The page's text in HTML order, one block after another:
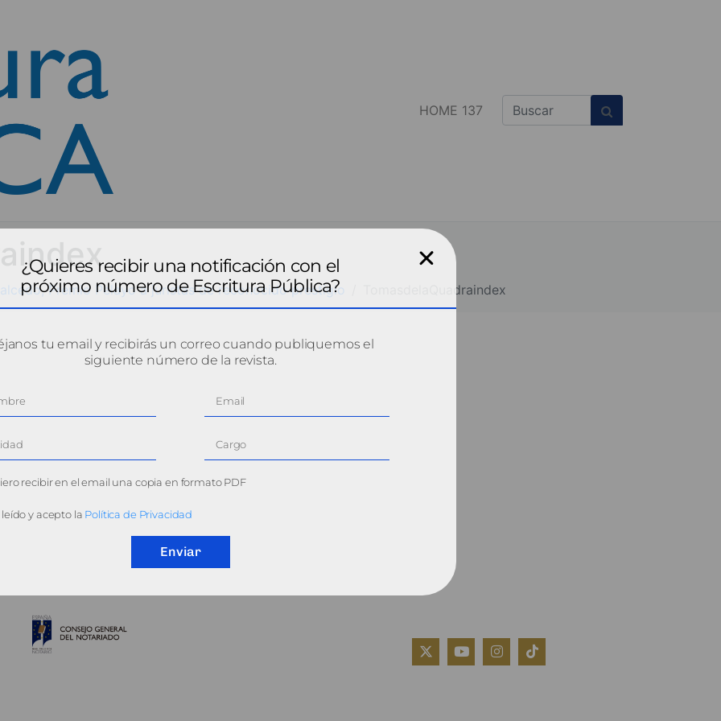
HOME 137
Premio Pelayo a juristas de reconocido prestigio TomasdelaQuadraindex
POLÍTICA DE COOKIES
¿Quieres recibir una notificación con el
próximo número de Escritura Pública?
tu email y recibirás un correo cuando publiquemos el
siguiente número de la revista.
recibir en el email una copia en formato PDF
leído y acepto la Política de Privacidad
Enviar